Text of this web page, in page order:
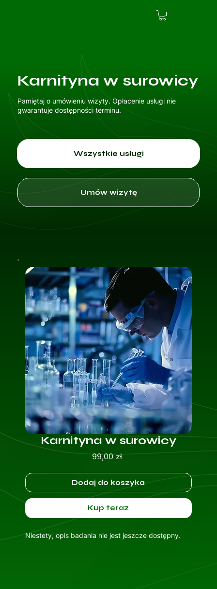
Karnityna w surowicy
Pamiętaj o umówieniu wizyty. Opłacenie usługi nie
gwarantuje dostępności terminu.
Wszystkie usługi
Umów wizytę
Karnityna w surowicy
99,00 złCena
Dodaj do koszyka
Kup teraz
Niestety, opis badania nie jest jeszcze dostępny.